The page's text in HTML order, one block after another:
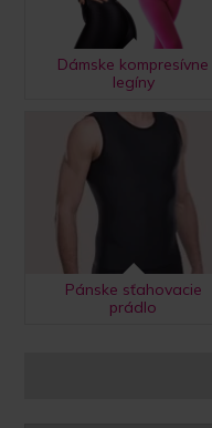
Dámske kompresívne
legíny
Pánske sťahovacie
prádlo